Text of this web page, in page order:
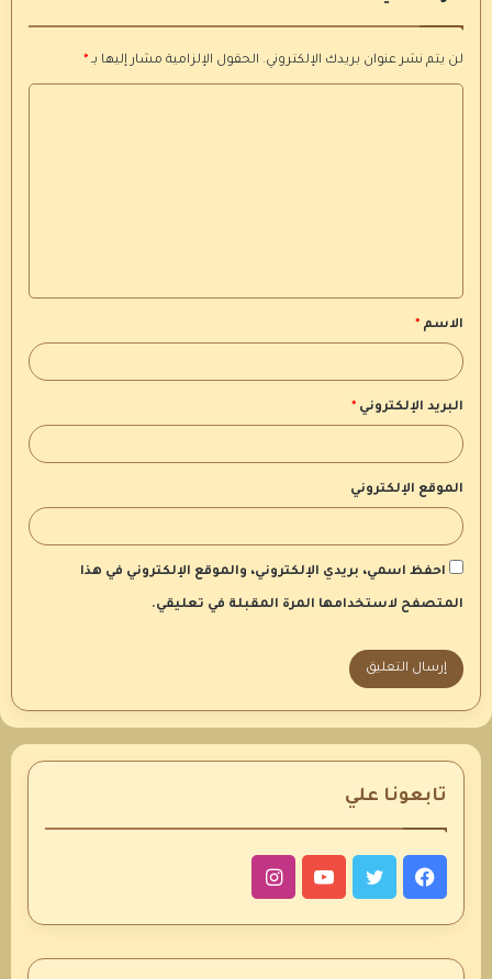
لن يتم نشر عنوان بريدك الإلكتروني. الحقول الإلزامية مشار إليها بـ *
ق
*الاسم *
البريد الإلكتروني *
الموقع الإلكتروني
احفظ اسمي، بريدي الإلكتروني، والموقع الإلكتروني في هذا
المتصفح لاستخدامها المرة المقبلة في تعليقي.
تابعونا علي
فيسبوكتويتر يوتيوبانستقرام